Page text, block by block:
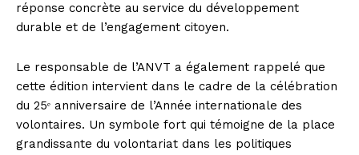
réponse concrète au service du développement
durable et de l’engagement citoyen.
Le responsable de l’ANVT a également rappelé que
cette édition intervient dans le cadre de la célébration
du 25ᵉ anniversaire de l’Année internationale des
volontaires. Un symbole fort qui témoigne de la place
grandissante du volontariat dans les politiques